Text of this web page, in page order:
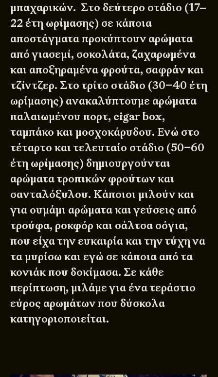
μπαχαρικών. Στο δεύτερο στάδιο (17–
22 έτη ωρίμασης) σε κάποια
αποστάγματα προκύπτουν αρώματα
από γιασεμί, σοκολάτα, ζαχαρωμένα
και αποξηραμένα φρούτα, σαφράν και
τζίντζερ. Στο τρίτο στάδιο (30–40 έτη
ωρίμασης) ανακαλύπτουμε αρώματα
παλαιωμένου πορτ, cigar box,
ταμπάκο και μοσχοκάρυδου. Ενώ στο
τέταρτο και τελευταίο στάδιο (50–60
έτη ωρίμασης) δημιουργούνται
αρώματα τροπικών φρούτων και
σανταλόξυλου. Κάποιοι μιλούν και
για ουμάμι αρώματα και γεύσεις από
τρούφα, ροκφόρ και σάλτσα σόγια,
που είχα την ευκαιρία και την τύχη να
τα μυρίσω και εγώ σε κάποια από τα
κονιάκ που δοκίμασα. Σε κάθε
περίπτωση, μιλάμε για ένα τεράστιο
εύρος αρωμάτων που δύσκολα
κατηγοριοποιείται.